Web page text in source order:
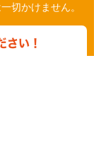
切かけません。
さい！